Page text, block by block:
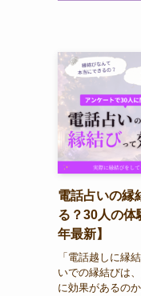
電話占いの縁
る？30人の体
年最新】
「電話越しに縁
いでの縁結びは
に効果があるの